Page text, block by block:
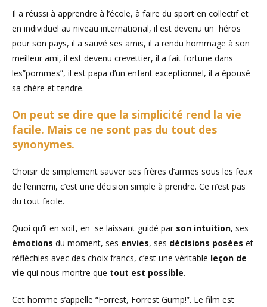
Il a réussi à apprendre à l’école, à faire du sport en collectif et
en individuel au niveau international, il est devenu un héros
pour son pays, il a sauvé ses amis, il a rendu hommage à son
meilleur ami, il est devenu crevettier, il a fait fortune dans
les”pommes”, il est papa d’un enfant exceptionnel, il a épousé
sa chère et tendre.
On peut se dire que la simplicité rend la vie
facile. Mais ce ne sont pas du tout des
synonymes.
Choisir de simplement sauver ses frères d’armes sous les feux
de l’ennemi, c’est une décision simple à prendre. Ce n’est pas
du tout facile.
Quoi qu’il en soit, en se laissant guidé par son intuition, ses
émotions du moment, ses envies, ses décisions posées et
réfléchies avec des choix francs, c’est une véritable leçon de
vie qui nous montre que tout est possible.
Cet homme s’appelle “Forrest, Forrest Gump!”. Le film est